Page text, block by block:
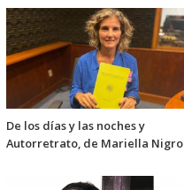
De los días y las noches y
Autorretrato, de Mariella Nigro